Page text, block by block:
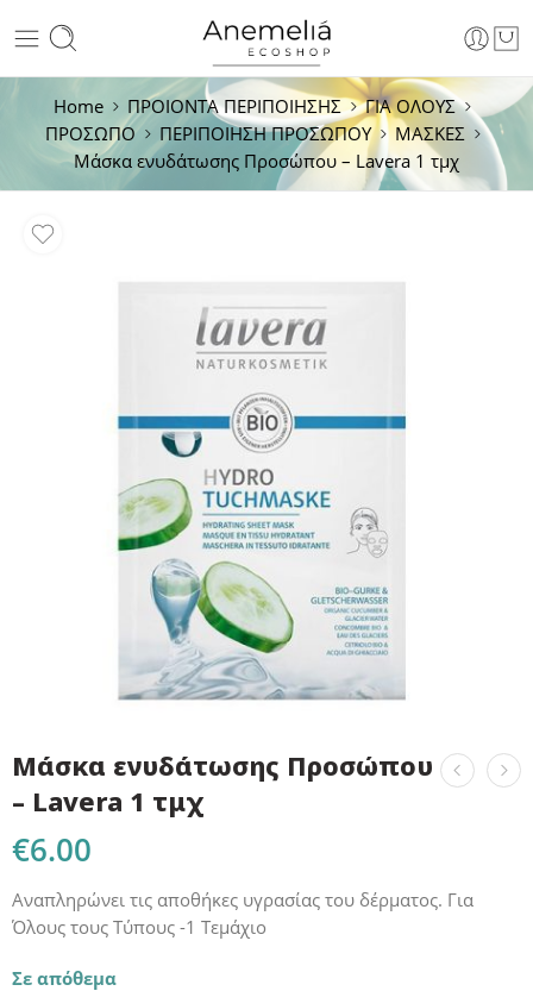
Home ΠΡΟΙΟΝΤΑ ΠΕΡΙΠΟΙΗΣΗΣ
ΓΙΑ ΟΛΟΥΣ
ΠΡΟΣΩΠΟ
ΠΕΡΙΠΟΙΗΣΗ ΠΡΟΣΩΠΟY
ΜΑΣΚΕΣ
Μάσκα ενυδάτωσης Προσώπου – Lavera 1 τμχ
Μάσκα ενυδάτωσης Προσώπου
– Lavera 1 τμχ
€6.00
Αναπληρώνει τις αποθήκες υγρασίας του δέρματος. Για
Όλους τους Τύπους -1 Τεμάχιο
Σε απόθεμα